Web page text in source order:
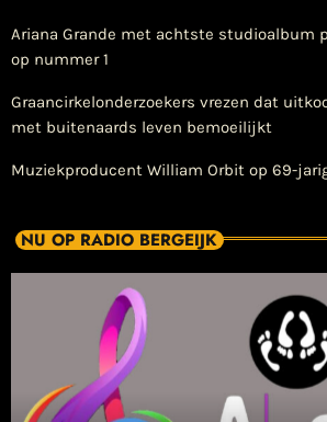
Ariana Grande met achtste studioalbum
op nummer 1
Graancirkelonderzoekers vrezen dat
met buitenaards leven bemoeilijkt
Muziekproducent William Orbit op 69-
NU OP RADIO BERGEIJK